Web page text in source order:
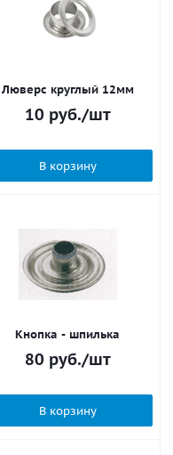
Люверс круглый 12мм
10 руб./шт
В корзину
Кнопка - шпилька
80 руб./шт
В корзину